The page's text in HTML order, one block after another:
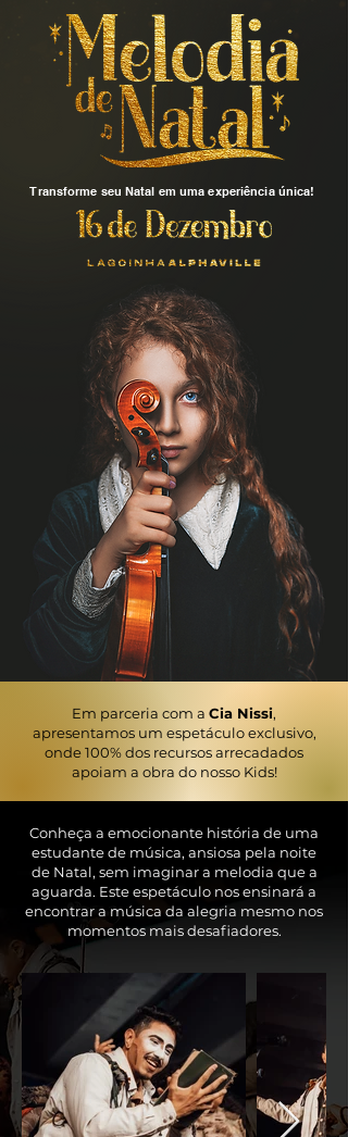
Transforme seu Natal em uma experiência única!
Em parceria com a Cia Nissi,
apresentamos um espetáculo exclusivo,
onde 100% dos recursos arrecadados
apoiam a obra do nosso Kids!
Conheça a emocionante história de uma
estudante de música, ansiosa pela noite
de Natal, sem imaginar a melodia que a
aguarda. Este espetáculo nos ensinará a
encontrar a música da alegria mesmo nos
momentos mais desafiadores.